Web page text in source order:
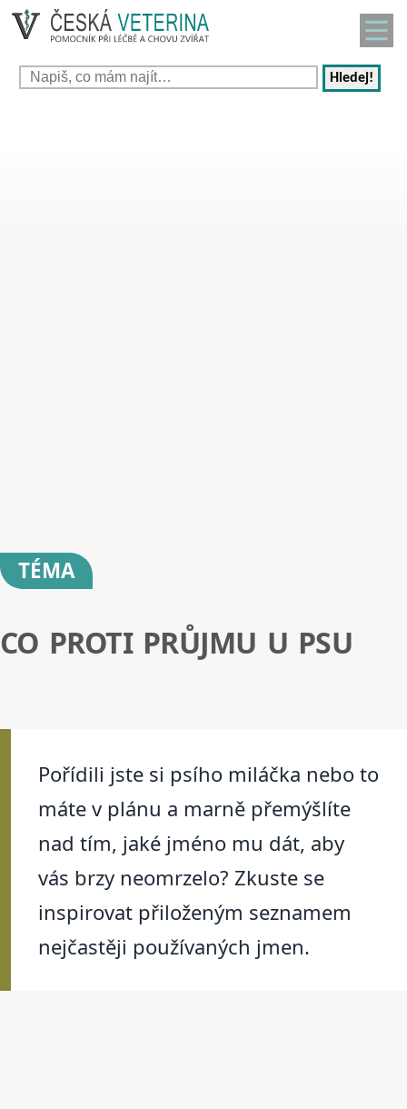
Hledej!
TÉMA
CO PROTI PRŮJMU U PSU
Pořídili jste si psího miláčka nebo to
máte v plánu a marně přemýšlíte
nad tím, jaké jméno mu dát, aby
vás brzy neomrzelo? Zkuste se
inspirovat přiloženým seznamem
nejčastěji používaných jmen.